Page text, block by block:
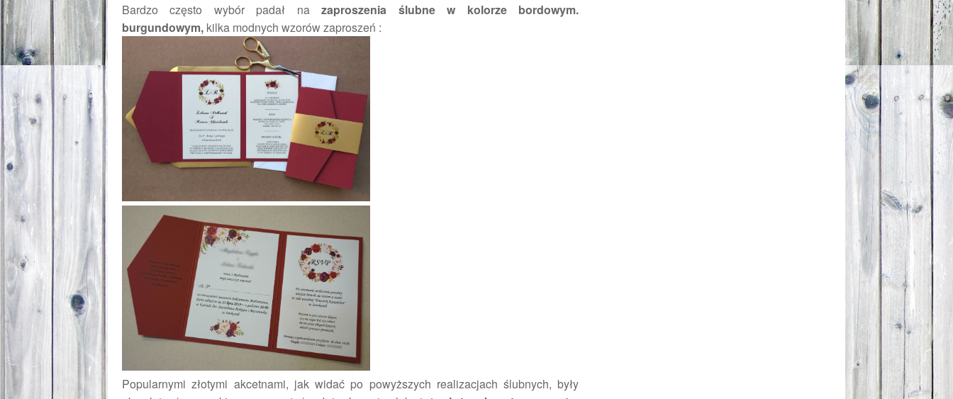
Bardzo często wybór padał nazaproszenia ślubne w kolorze bordowym.
burgundowym, kilka modnych wzorów zaproszeń :
Popularnymi złotymi akcetnami, jak widać po powyższych realizacjach ślubnych, były